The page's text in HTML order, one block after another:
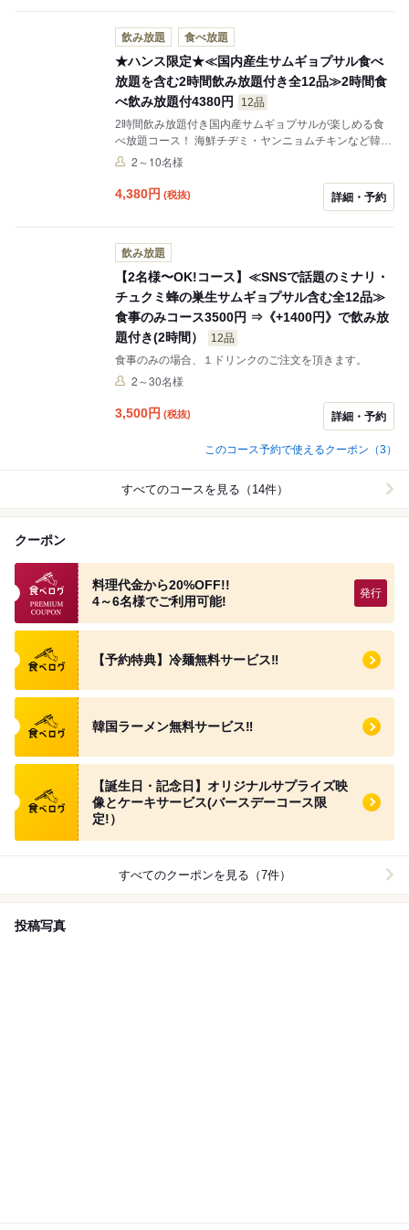
飲み放題 食べ放題
★ハンス限定★≪国内産生サムギョプサル食べ
放題を含む2時間飲み放題付き全12品≫2時間食
べ飲み放題付4380円
12品
2時間飲み放題付き国内産サムギョプサルが楽しめる食
べ放題コース！ 海鮮チヂミ・ヤンニョムチキンなど韓国
定番メニューも詰め込んだハンス限定スペシャルコー
2～10名様
4,380円 (税抜) 詳細・予約
飲み放題
【2名様〜OK!コース】≪SNSで話題のミナリ・
チュクミ蜂の巣生サムギョプサル含む全12品≫
食事のみコース3500円 ⇒《+1400円》で飲み放
題付き(2時間）
12品
食事のみの場合、１ドリンクのご注文を頂きます。
2～30名様
3,500円 (税抜) 詳細・予約
このコース予約で使えるクーポン（3）
すべてのコースを見る（14件）
クーポン
食べログプレミアムクーポン
料理代金から20%OFF!!
4～6名様でご利用可能!
食べログ クーポン
【予約特典】冷麺無料サービス‼️
食べログ クーポン
韓国ラーメン無料サービス‼️
食べログ クーポン
【誕生日・記念日】オリジナルサプライズ映
像とケーキサービス(バースデーコース限
定!）
すべてのクーポンを見る（7件）
投稿写真